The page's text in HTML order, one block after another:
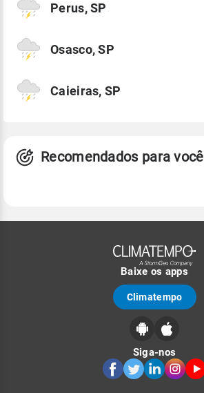
Perus, SP
Osasco, SP
Caieiras, SP
Recomendados para você
Baixe os apps
Climatempo
Siga-nos